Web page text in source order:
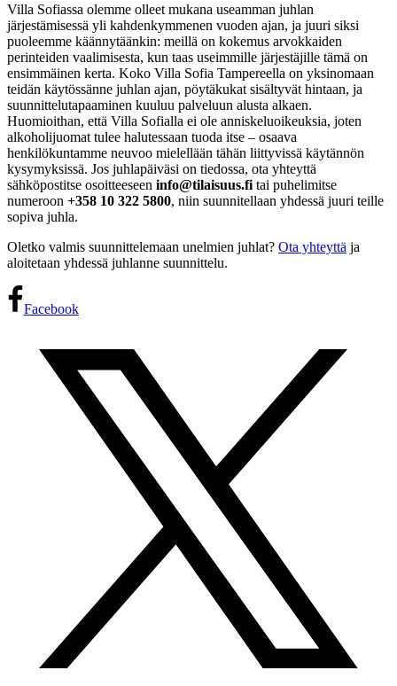
Villa Sofiassa olemme olleet mukana useamman juhlan
järjestämisessä yli kahdenkymmenen vuoden ajan, ja juuri siksi
puoleemme käännytäänkin: meillä on kokemus arvokkaiden
perinteiden vaalimisesta, kun taas useimmille järjestäjille tämä on
ensimmäinen kerta. Koko Villa Sofia Tampereella on yksinomaan
teidän käytössänne juhlan ajan, pöytäkukat sisältyvät hintaan, ja
suunnittelutapaaminen kuuluu palveluun alusta alkaen.
Huomioithan, että Villa Sofialla ei ole anniskeluoikeuksia, joten
alkoholijuomat tulee halutessaan tuoda itse – osaava
henkilökuntamme neuvoo mielellään tähän liittyvissä käytännön
kysymyksissä. Jos juhlapäiväsi on tiedossa, ota yhteyttä
sähköpostitse osoitteeseen info@tilaisuus.fi tai puhelimitse
numeroon +358 10 322 5800, niin suunnitellaan yhdessä juuri teille
sopiva juhla.
Oletko valmis suunnittelemaan unelmien juhlat? Ota yhteyttä ja
aloitetaan yhdessä juhlanne suunnittelu.
Facebook